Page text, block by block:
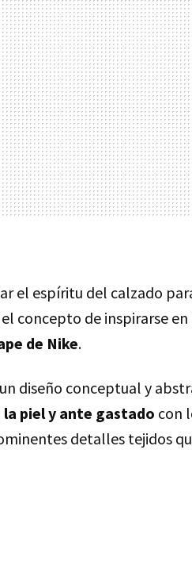
el espíritu del calzado
concepto de inspirarse
de Nike.
diseño conceptual y
piel y ante gastado con
detalles tejidos